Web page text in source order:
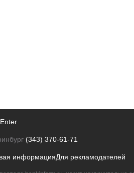
(343) 370-61-71
информацияДля рекламодателей